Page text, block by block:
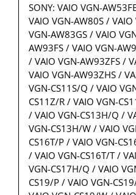
SONY: VAIO VGN-
VAIO VGN-AW80S /
VGN-AW83GS / VAIO
AW93FS / VAIO VGN-
/ VAIO VGN-AW93ZFS /
VAIO VGN-AW93ZHS /
VGN-CS11S/Q / VAIO
CS11Z/R / VAIO VGN-
/ VAIO VGN-CS13H/Q /
VGN-CS13H/W / VAIO
CS16T/P / VAIO VGN-
/ VAIO VGN-CS16T/T /
VGN-CS17H/Q / VAIO
CS19/P / VAIO VGN-